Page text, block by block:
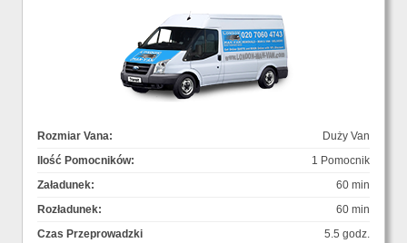
Rozmiar Vana:
Duży Van
Ilość Pomocników:
1 Pomocnik
Załadunek:
60 min
Rozładunek:
60 min
Czas Przeprowadzki
5.5 godz.